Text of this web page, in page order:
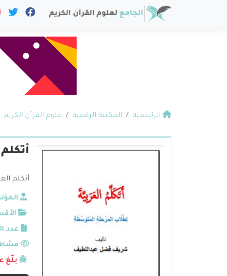
الرئيسية المكتبة الرقمية علوم القرآن الكريم
أتكلم
عدد
بلّغ